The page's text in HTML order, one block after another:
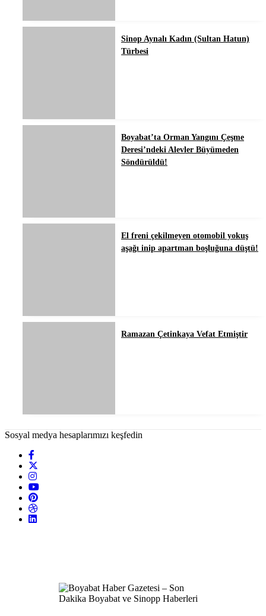
Sinop Aynalı Kadın (Sultan Hatun)
Türbesi
Boyabat’ta Orman Yangını Çeşme
Deresi’ndeki Alevler Büyümeden
Söndürüldü!
El freni çekilmeyen otomobil yokuş
aşağı inip apartman boşluğuna düştü!
Ramazan Çetinkaya Vefat Etmiştir
Sosyal medya hesaplarımızı keşfedin